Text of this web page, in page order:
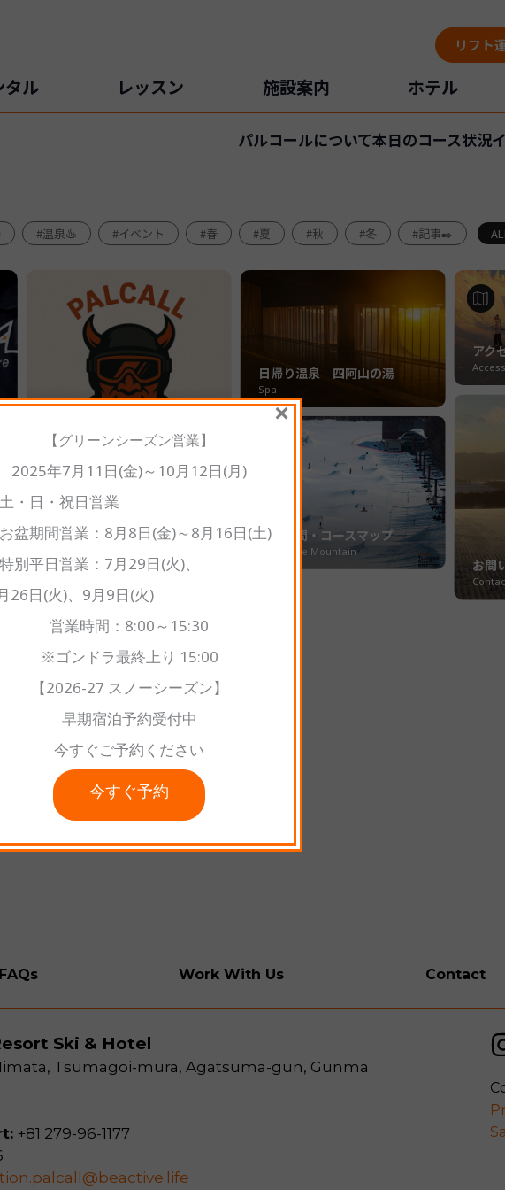
リフト
タル レッスン 施設案内 ホテル
パルコールについて本日のコース状況
#温泉♨️ #イベント #春 #夏 #秋 #冬 #記事✒️ ALL
ONI PARK
日帰り温泉 四阿山の湯
Spa
アク
Access
お問
営業時間・コースマップ
About The Mountain
2025-2026 スタッフ募集
Recruit
FAQs Work With Us Contact
Ski & Hotel
Tsumagoi-mura, Agatsuma-gun, Gunma
+81 279-96-1177
【グリーンシーズン営業】
2025年7月11日(金)～10月12日(月)
・日・祝日営業
盆期間営業：8月8日(金)～8月16日(土)
別平日営業：7月29日(火)、
26日(火)、9月9日(火)
営業時間：8:00～15:30
※ゴンドラ最終上り 15:00
【2026-27 スノーシーズン】
早期宿泊予約受付中
今すぐご予約ください
今すぐ予約
×